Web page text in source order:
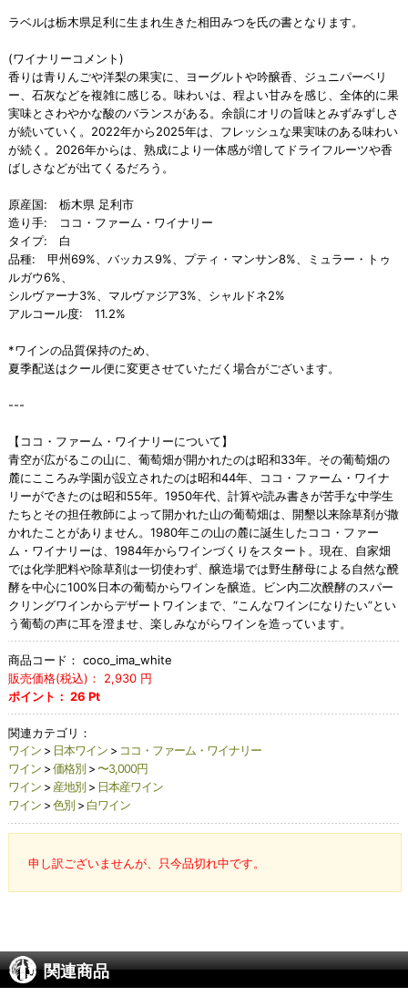
ラベルは栃木県足利に生まれ生きた相田みつを氏の書となります。
(ワイナリーコメント)
香りは青りんごや洋梨の果実に、ヨーグルトや吟醸香、ジュニパーベリ
ー、石灰などを複雑に感じる。味わいは、程よい甘みを感じ、全体的に果
実味とさわやかな酸のバランスがある。余韻にオリの旨味とみずみずしさ
が続いていく。2022年から2025年は、フレッシュな果実味のある味わい
が続く。2026年からは、熟成により一体感が増してドライフルーツや香
ばしさなどが出てくるだろう。
原産国: 栃木県 足利市
造り手: ココ・ファーム・ワイナリー
タイプ: 白
品種: 甲州69%、バッカス9%、プティ・マンサン8%、ミュラー・トゥ
ルガウ6%、
シルヴァーナ3%、マルヴァジア3%、シャルドネ2%
アルコール度: 11.2%
*ワインの品質保持のため、
夏季配送はクール便に変更させていただく場合がございます。
---
【ココ・ファーム・ワイナリーについて】
青空が広がるこの山に、葡萄畑が開かれたのは昭和33年。その葡萄畑の
麓にこころみ学園が設立されたのは昭和44年、ココ・ファーム・ワイナ
リーができたのは昭和55年。1950年代、計算や読み書きが苦手な中学生
たちとその担任教師によって開かれた山の葡萄畑は、開墾以来除草剤が撒
かれたことがありません。1980年この山の麓に誕生したココ・ファー
ム・ワイナリーは、1984年からワインづくりをスタート。現在、自家畑
では化学肥料や除草剤は一切使わず、醸造場では野生酵母による自然な醗
酵を中心に100%日本の葡萄からワインを醸造。ビン内二次醗酵のスパー
クリングワインからデザートワインまで、“こんなワインになりたい”とい
う葡萄の声に耳を澄ませ、楽しみながらワインを造っています。
商品コード： coco_ima_white
販売価格(税込)：
2,930円
ポイント： 26 Pt
関連カテゴリ：
ワイン> 日本ワイン> ココ・ファーム・ワイナリー
ワイン> 価格別 > 〜3,000円
ワイン> 産地別 > 日本産ワイン
ワイン> 色別 > 白ワイン
申し訳ございませんが、只今品切れ中です。
関連商品